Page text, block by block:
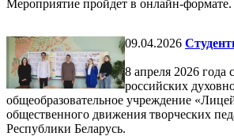
Мероприятие пройдет в онлайн-формате.
09.04.2026
8 апреля 2026
российских
общеобразовательное учреждение
общественного движения творческих
Республики Беларусь.